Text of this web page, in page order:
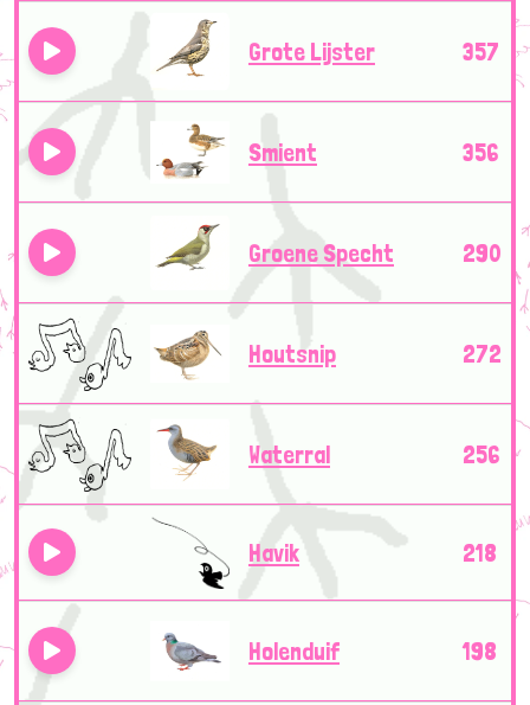
Grote Lijster 357
Smient 356
Groene Specht 290
Houtsnip 272
Waterral 256
Havik 218
Holenduif 198